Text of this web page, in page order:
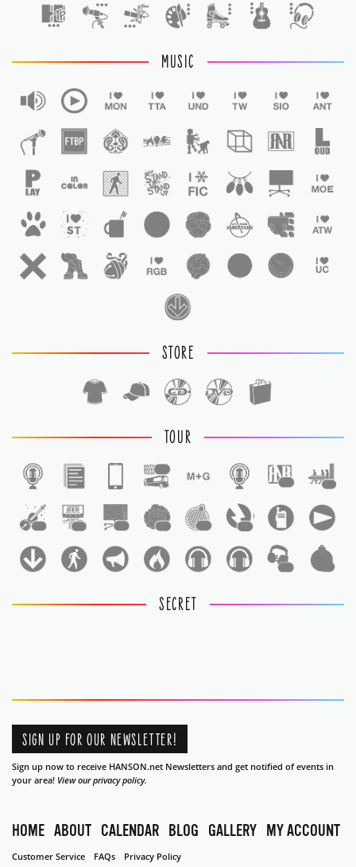
MUSIC
STORE
TOUR
SECRET
SIGN UP FOR OUR NEWSLETTER!
Sign up now to receive HANSON.net Newsletters and get notified of events in
your area! View our privacy policy.
HOME ABOUT CALENDAR BLOG GALLERY MY ACCOUNT
Customer Service FAQs Privacy Policy